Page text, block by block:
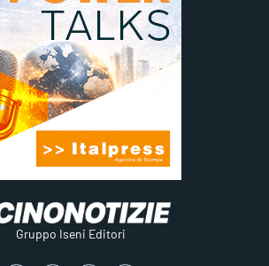
Gruppo Iseni Editori